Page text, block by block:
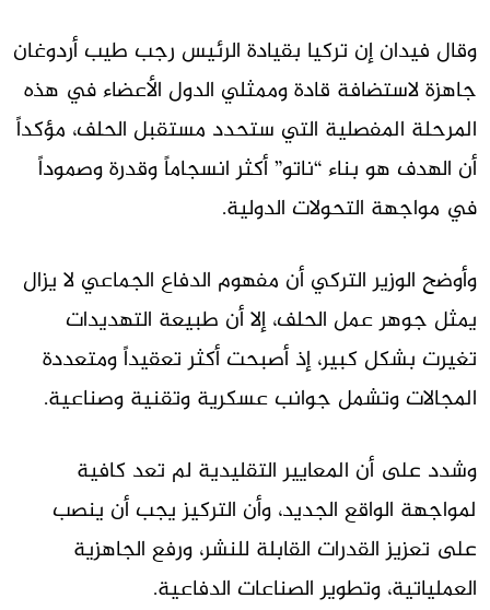
وقال فيدان إن تركيا بقيادة الرئيس رجب طيب أردوغان
جاهزة لاستضافة قادة وممثلي الدول الأعضاء في هذه
المرحلة المفصلية التي ستحدد مستقبل الحلف، مؤكداً
أن الهدف هو بناء “ناتو” أكثر انسجاماً وقدرة وصموداً
في مواجهة التحولات الدولية.
وأوضح الوزير التركي أن مفهوم الدفاع الجماعي لا يزال
يمثل جوهر عمل الحلف، إلا أن طبيعة التهديدات
تغيرت بشكل كبير، إذ أصبحت أكثر تعقيداً ومتعددة
المجالات وتشمل جوانب عسكرية وتقنية وصناعية.
وشدد على أن المعايير التقليدية لم تعد كافية
لمواجهة الواقع الجديد، وأن التركيز يجب أن ينصب
على تعزيز القدرات القابلة للنشر، ورفع الجاهزية
العملياتية، وتطوير الصناعات الدفاعية.